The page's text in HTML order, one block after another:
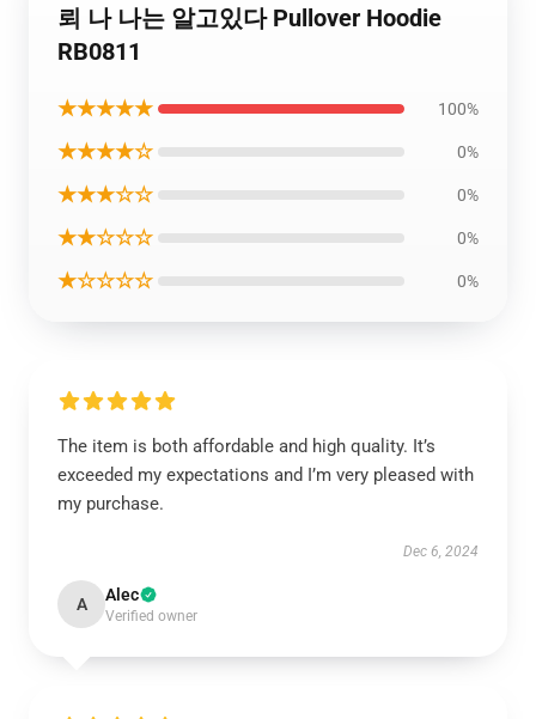
뢰 나 나는 알고있다 Pullover Hoodie
RB0811
★★★★★ 100%
★★★★☆ 0%
★★★☆☆ 0%
★★☆☆☆ 0%
★☆☆☆☆ 0%
The item is both affordable and high quality. It’s
exceeded my expectations and I’m very pleased with
my purchase.
Dec 6, 2024
A Alec
Verified owner